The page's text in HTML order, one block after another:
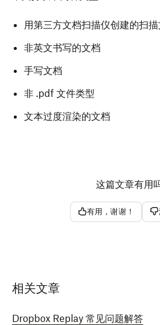
用第三方文档扫描仪创建的扫
非英文书写的文档
手写文档
非 .pdf 文件类型
文本过度渲染的文档
这篇文章有用
有用，谢谢！
相关文章
Dropbox Replay 常见问题解答